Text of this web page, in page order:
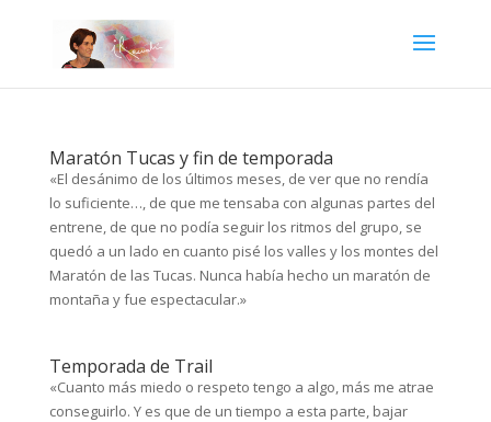
Maratón Tucas y fin de temporada
«El desánimo de los últimos meses, de ver que no rendía
lo suficiente…, de que me tensaba con algunas partes del
entrene, de que no podía seguir los ritmos del grupo, se
quedó a un lado en cuanto pisé los valles y los montes del
Maratón de las Tucas. Nunca había hecho un maratón de
montaña y fue espectacular.»
Temporada de Trail
«Cuanto más miedo o respeto tengo a algo, más me atrae
conseguirlo. Y es que de un tiempo a esta parte, bajar